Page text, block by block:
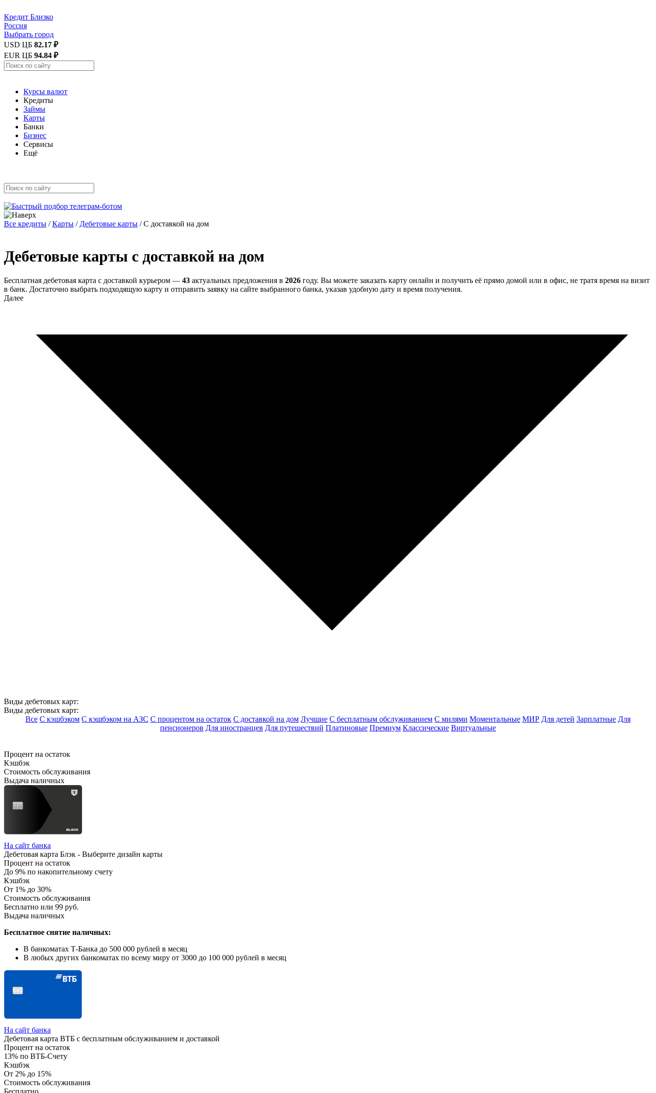
Кредит Близко
Россия
Выбрать город
USD ЦБ 82.17 ₽
EUR ЦБ 94.84 ₽
Курсы валют
Кредиты
Займы
Карты
Банки
Бизнес
Сервисы
Ещё
Все кредиты /Карты / Дебетовые карты /С доставкой на дом
Дебетовые карты с доставкой на дом
Бесплатная дебетовая карта с доставкой курьером — 43 актуальных предложения в 2026 году. Вы можете заказать карту онлайн и получить её прямо домой или в офис, не тратя время на визит
в банк. Достаточно выбрать подходящую карту и отправить заявку на сайте выбранного банка, указав удобную дату и время получения.
Далее
Виды дебетовых карт:
Виды дебетовых карт:
Все С кэшбэком С кэшбэком на АЗС С процентом на остаток С доставкой на дом Лучшие С бесплатным обслуживанием С милями Моментальные МИР Для детей Зарплатные Для
пенсионеров Для иностранцев Для путешествий Платиновые Премиум Классические Виртуальные
Процент на остаток
Кэшбэк
Стоимость обслуживания
Выдача наличных
На сайт банка
Дебетовая карта Блэк - Выберите дизайн карты
Процент на остаток
До 9% по накопительному счету
Кэшбэк
От 1% до 30%
Стоимость обслуживания
Бесплатно или 99 руб.
Выдача наличных
Бесплатное снятие наличных:
В банкоматах Т-Банка до 500 000 рублей в месяц
В любых других банкоматах по всему миру от 3000 до 100 000 рублей в месяц
На сайт банка
Дебетовая карта ВТБ с бесплатным обслуживанием и доставкой
Процент на остаток
13% по ВТБ-Счету
Кэшбэк
От 2% до 15%
Стоимость обслуживания